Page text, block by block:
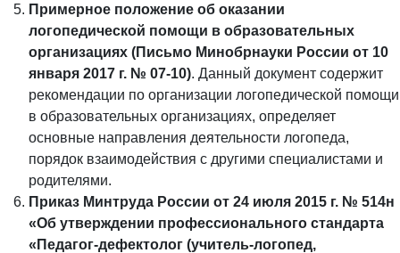
Примерное положение об оказании
логопедической помощи в образовательных
организациях (Письмо Минобрнауки России от 10
января 2017 г. № 07-10). Данный документ содержит
рекомендации по организации логопедической помощи
в образовательных организациях, определяет
основные направления деятельности логопеда,
порядок взаимодействия с другими специалистами и
родителями.
Приказ Минтруда России от 24 июля 2015 г. № 514н
«Об утверждении профессионального стандарта
«Педагог-дефектолог (учитель-логопед,